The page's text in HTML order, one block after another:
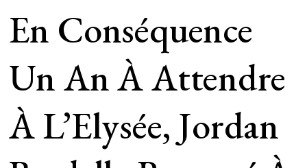
En Conséquence
Un An À Attendre
À L’Elysée, Jordan